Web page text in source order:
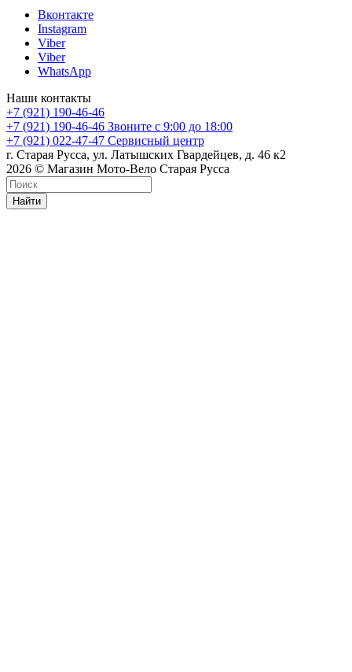
Вконтакте
Instagram
Viber
Viber
WhatsApp
Наши контакты
+7 (921) 190-46-46
+7 (921) 190-46-46 Звоните с 9:00 до 18:00
+7 (921) 022-47-47 Сервисный центр
г. Старая Русса, ул. Латышских Гвардейцев, д. 46 к2
2026 © Магазин Мото-Вело Старая Русса
Найти